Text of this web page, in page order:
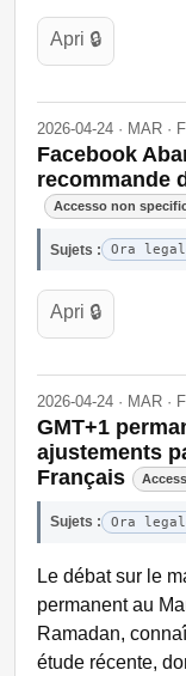
Apri 🔒
2026-04-24 · MAR ·
Facebook
recommande
Accesso non
Sujets : Ora
Apri 🔒
2026-04-24 · MAR ·
GMT+1
ajustements
Français
Sujets : Ora
Le débat sur le
permanent au
Ramadan,
étude récente,